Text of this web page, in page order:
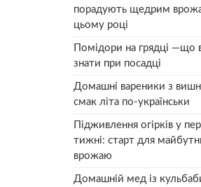
порадують щедрим
цьому році
Помідори на грядці —що
знати при посадці
Домашні вареники з
смак літа по-українськи
Підживлення огірків у
тижні: старт для
врожаю
Домашній мед із